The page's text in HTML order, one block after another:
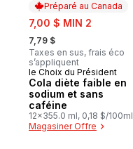
Préparé au Canada
sale:
7,00 $ MIN 2
, formerly:
7,79 $
Taxes en sus, frais éco
s’appliquent
Préparé au Canada
le Choix du Président
Cola diète faible en
sodium et sans
caféine
12x355.0 ml, 0,18 $/100ml
Magasiner Offre